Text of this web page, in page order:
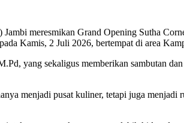
meresmikan Grand Opening Sutha
Kamis, 2 Juli 2026, bertempat di area
, yang sekaligus memberikan sambutan
menjadi pusat kuliner, tetapi juga menjadi